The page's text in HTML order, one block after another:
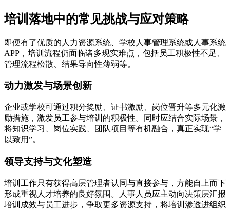
培训落地中的常见挑战与应对策略
即便有了优质的人力资源系统、学校人事管理系统或人事系统
APP，培训流程仍面临诸多现实难点，包括员工积极性不足、
管理流程松散、结果导向性薄弱等。
动力激发与场景创新
企业或学校可通过积分奖励、证书激励、岗位晋升等多元化激
励措施，激发员工参与培训的积极性。同时应结合实际场景，
将知识学习、岗位实践、团队项目等有机融合，真正实现“学
以致用”。
领导支持与文化塑造
培训工作只有获得高层管理者认同与直接参与，方能自上而下
形成重视人才培养的良好氛围。人事人员应主动向决策层汇报
培训成效与员工进步，争取更多资源支持，将培训渗透进组织